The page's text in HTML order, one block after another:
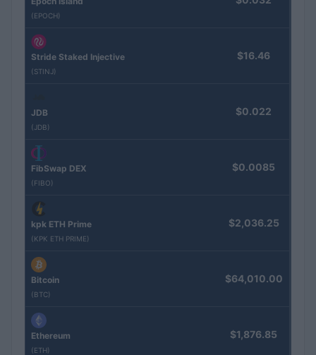
(EPOCH)
Stride Staked Injective
(STINJ)
$16.46
JDB
(JDB)
$0.022
FibSwap DEX
(FIBO)
$0.0085
kpk ETH Prime
(KPK ETH PRIME)
$2,036.25
Bitcoin
(BTC)
$64,010.00
Ethereum
(ETH)
$1,876.85